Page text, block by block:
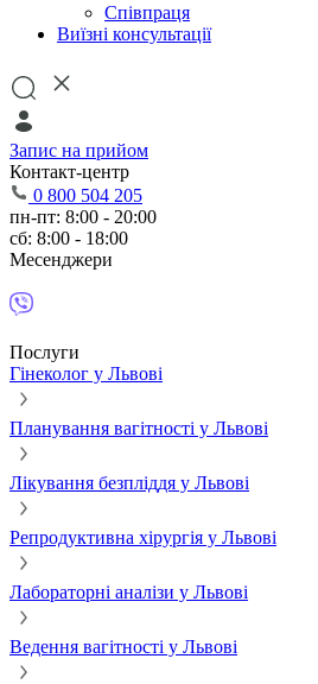
Співпраця
Виїзні консультації
Запис на прийом
Контакт-центр
0 800 504 205
пн-пт: 8:00 - 20:00
сб: 8:00 - 18:00
Месенджери
Послуги
Гінеколог у Львові
Планування вагітності у Львові
Лікування безпліддя у Львові
Репродуктивна хірургія у Львові
Лабораторні аналізи у Львові
Ведення вагітності у Львові